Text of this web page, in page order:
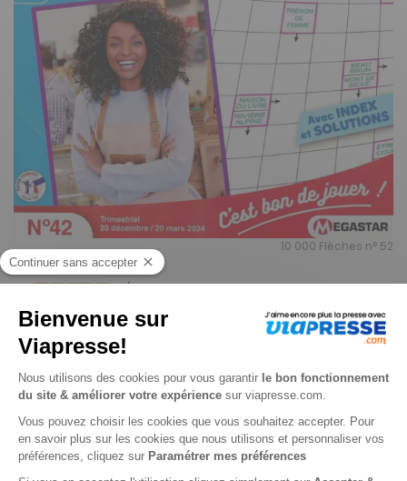
10 000 Flèches n° 52
Je choisis un support
Papier
Je choisis une durée